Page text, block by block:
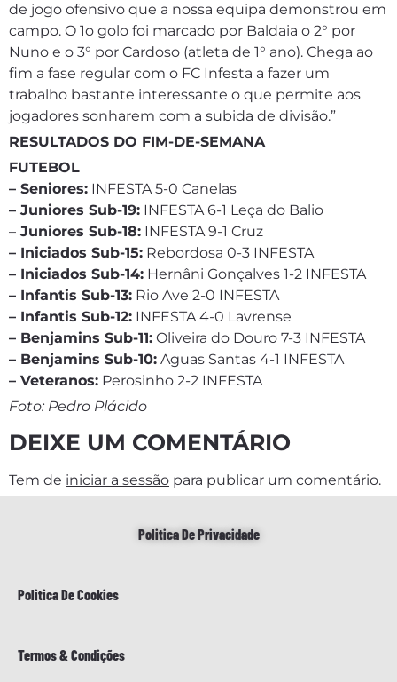
de jogo ofensivo que a nossa equipa demonstrou em
campo. O 1o golo foi marcado por Baldaia o 2° por
Nuno e o 3° por Cardoso (atleta de 1° ano). Chega ao
fim a fase regular com o FC Infesta a fazer um
trabalho bastante interessante o que permite aos
jogadores sonharem com a subida de divisão.”
RESULTADOS DO FIM-DE-SEMANA
FUTEBOL
– Seniores: INFESTA 5-0 Canelas
– Juniores Sub-19: INFESTA 6-1 Leça do Balio
– Juniores Sub-18: INFESTA 9-1 Cruz
– Iniciados Sub-15: Rebordosa 0-3 INFESTA
– Iniciados Sub-14: Hernâni Gonçalves 1-2 INFESTA
– Infantis Sub-13: Rio Ave 2-0 INFESTA
– Infantis Sub-12: INFESTA 4-0 Lavrense
– Benjamins Sub-11: Oliveira do Douro 7-3 INFESTA
– Benjamins Sub-10: Aguas Santas 4-1 INFESTA
– Veteranos: Perosinho 2-2 INFESTA
Foto: Pedro Plácido
DEIXE UM COMENTÁRIO
Tem de iniciar a sessão para publicar um comentário.
Politica De Privacidade
Politica De Cookies
Termos & Condições